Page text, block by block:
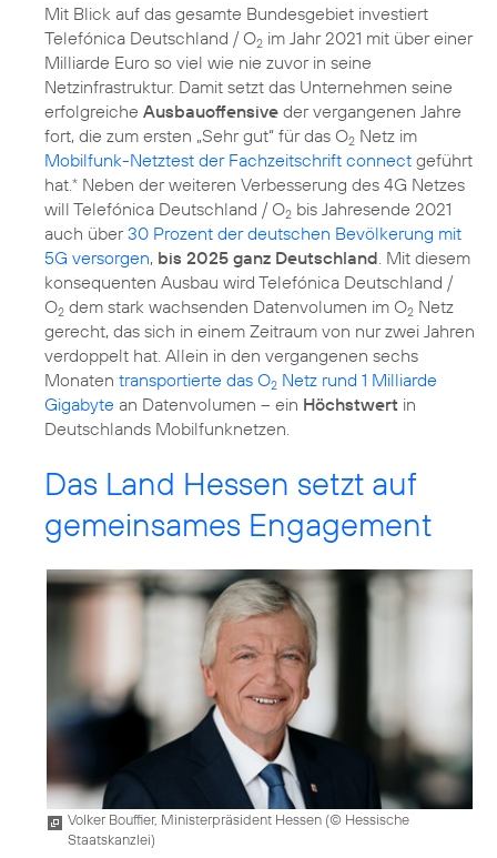
Mit Blick auf das gesamte Bundesgebiet investiert
Telefónica Deutschland / O2 im Jahr 2021 mit über einer
Milliarde Euro so viel wie nie zuvor in seine
Netzinfrastruktur. Damit setzt das Unternehmen seine
erfolgreiche Ausbauoffensive der vergangenen Jahre
fort, die zum ersten „Sehr gut“ für das O2 Netz im
Mobilfunk-Netztest der Fachzeitschrift connect geführt
hat. * Neben der weiteren Verbesserung des 4G Netzes
will Telefónica Deutschland / O2 bis Jahresende 2021
auch über30 Prozent der deutschen Bevölkerung mit
5G versorgen, bis 2025 ganz Deutschland . Mit diesem
konsequenten Ausbau wird Telefónica Deutschland /
O2 dem stark wachsenden Datenvolumen im O2 Netz
gerecht, das sich in einem Zeitraum von nur zwei Jahren
verdoppelt hat. Allein in den vergangenen sechs
Monaten transportierte das O2 Netz rund 1 Milliarde
Gigabyte an Datenvolumen – ein Höchstwert in
Deutschlands Mobilfunknetzen.
Das Land Hessen setzt auf
gemeinsames Engagement
Volker Bouffier, Ministerpräsident Hessen (© Hessische
Staatskanzlei)